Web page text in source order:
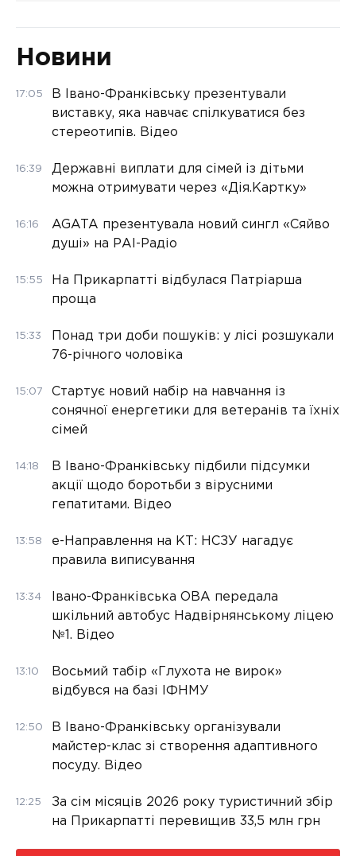
Новини
17:05
В Івано-Франківську презентували
виставку, яка навчає спілкуватися без
стереотипів. Відео
16:39
Державні виплати для сімей із дітьми
можна отримувати через «Дія.Картку»
16:16
AGATA презентувала новий сингл «Сяйво
душі» на РАІ-Радіо
15:55
На Прикарпатті відбулася Патріарша
проща
15:33
Понад три доби пошуків: у лісі розшукали
76-річного чоловіка
15:07
Стартує новий набір на навчання із
сонячної енергетики для ветеранів та їхніх
сімей
14:18
В Івано-Франківську підбили підсумки
акції щодо боротьби з вірусними
гепатитами. Відео
13:58
е-Направлення на КТ: НСЗУ нагадує
правила виписування
13:34
Івано-Франківська ОВА передала
шкільний автобус Надвірнянському ліцею
№1. Відео
13:10
Восьмий табір «Глухота не вирок»
відбувся на базі ІФНМУ
12:50
В Івано-Франківську організували
майстер-клас зі створення адаптивного
посуду. Відео
12:25
За сім місяців 2026 року туристичний збір
на Прикарпатті перевищив 33,5 млн грн